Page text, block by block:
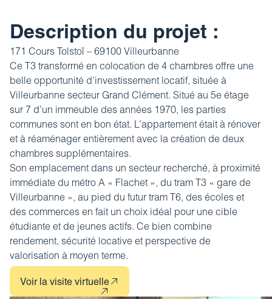
Nos coordonnées
Impôt sur la plus-value
Le tableau d’amortissement
bancaire
Découvrir votre profil investisseur
Guide des projets urbains
Description du projet :
171 Cours Tolstoï – 69100 Villeurbanne
Ce T3 transformé en colocation de 4 chambres offre une
belle opportunité d’investissement locatif, située à
Villeurbanne secteur Grand Clément. Situé au 5e étage
sur 7 d’un immeuble des années 1970, les parties
communes sont en bon état. L’appartement était à rénover
et à réaménager entièrement avec la création de deux
chambres supplémentaires.
Son emplacement dans un secteur recherché, à proximité
immédiate du métro A « Flachet », du tram T3 « gare de
Villeurbanne », au pied du futur tram T6, des écoles et
des commerces en fait un choix idéal pour une cible
étudiante et de jeunes actifs. Ce bien combine
rendement, sécurité locative et perspective de
valorisation à moyen terme.
Voir la visite virtuelle